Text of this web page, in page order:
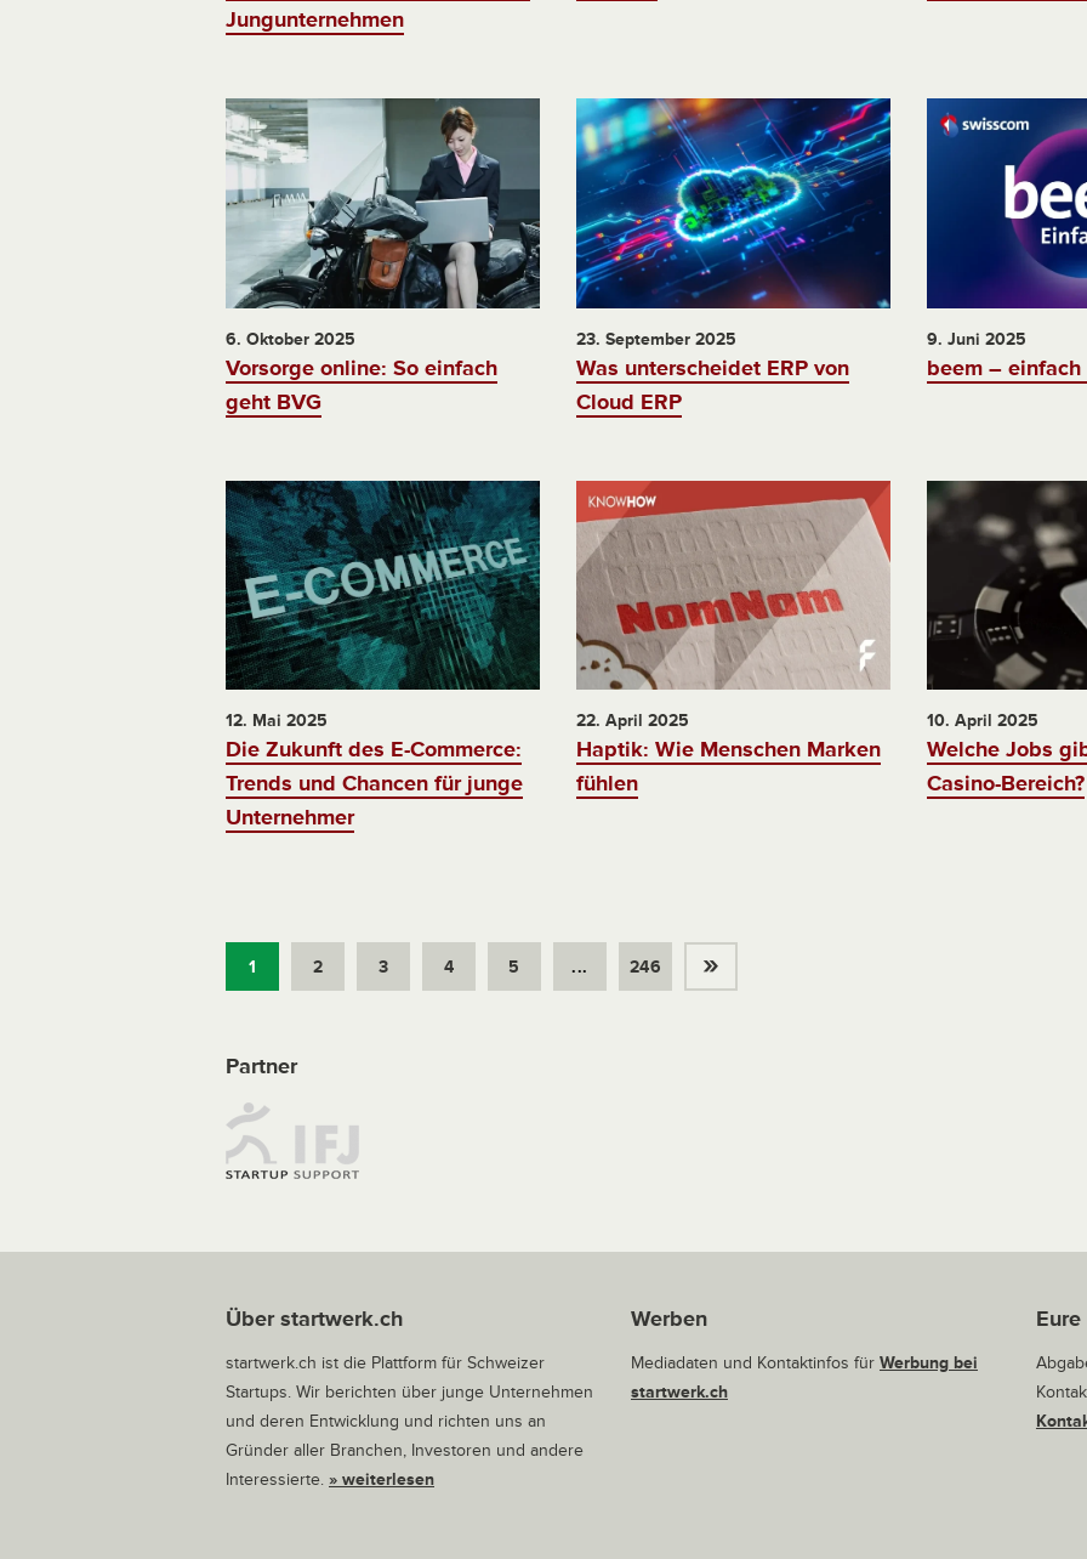
Jungunternehmen
6. Oktober 2025
Vorsorge online: So einfach
geht BVG
23. September 2025
Was unterscheidet ERP von
Cloud ERP
9. Juni 2025
beem – einfach
12. Mai 2025
Die Zukunft des E-Commerce:
Trends und Chancen für junge
Unternehmer
22. April 2025
Haptik: Wie Menschen Marken
fühlen
10. April 2025
Welche Jobs
Casino-Bereich?
1 2 3 4 5 ... 246 »
Partner
Über startwerk.ch
startwerk.ch ist die Plattform für Schweizer
Startups. Wir berichten über junge Unternehmen
und deren Entwicklung und richten uns an
Gründer aller Branchen, Investoren und andere
Interessierte. » weiterlesen
Werben
Mediadaten und Kontaktinfos für Werbung bei
startwerk.ch